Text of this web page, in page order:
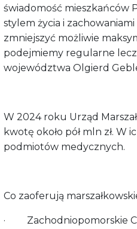
świadomość mieszkańców
stylem życia i
zmniejszyć możliwie
podejmiemy regularne
województwa Olgierd
W 2024 roku Urząd
kwotę około pół mln zł. W
podmiotów medycznych.
Co zaoferują
· Zachodniopomorskie